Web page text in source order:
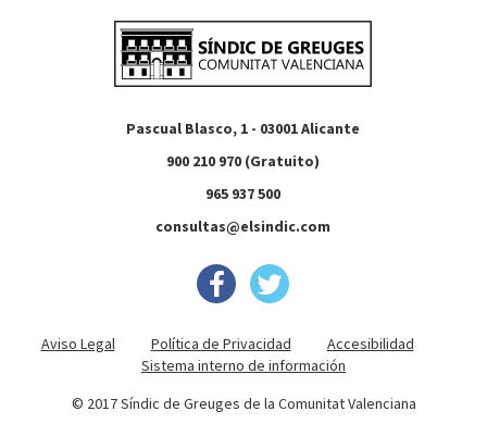
Pascual Blasco, 1 - 03001 Alicante
900 210 970 (Gratuito)
965 937 500
consultas@elsindic.com
Aviso Legal Política de Privacidad
Accesibilidad
Sistema interno de información
© 2017 Síndic de Greuges de la Comunitat Valenciana